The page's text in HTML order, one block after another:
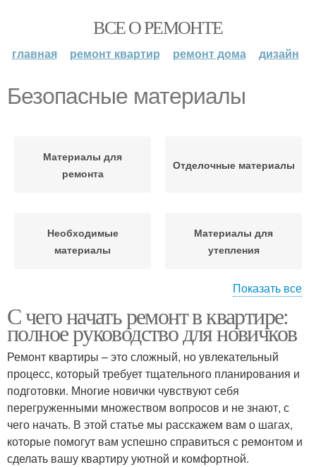
ВСЕ О РЕМОНТЕ
главная ремонт квартир ремонт дома дизайн
Безопасные материалы
Материалы для
ремонта
Отделочные материалы
Необходимые
материалы
Материалы для
утепления
материал
материал
Показать все
С чего начать ремонт в квартире:
полное руководство для новичков
Ремонт квартиры – это сложный, но увлекательный
процесс, который требует тщательного планирования и
подготовки. Многие новички чувствуют себя
перегруженными множеством вопросов и не знают, с
чего начать. В этой статье мы расскажем вам о шагах,
которые помогут вам успешно справиться с ремонтом и
сделать вашу квартиру уютной и комфортной.